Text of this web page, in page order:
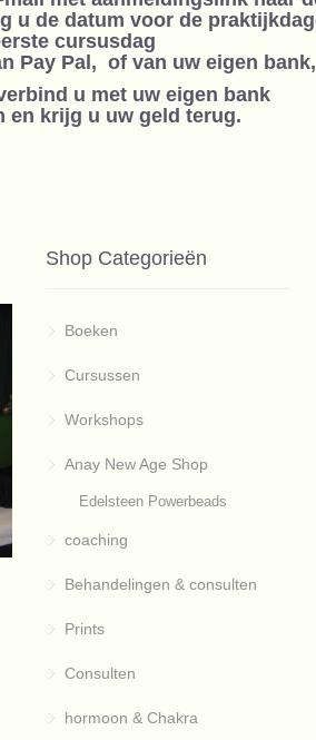
u de datum voor de
cursusdag
Pay Pal, of van uw eigen bank,
u met uw eigen bank
krijg u uw geld terug.
Shop Categorieën
Boeken
Cursussen
Workshops
Anay New Age Shop
Edelsteen Powerbeads
coaching
Behandelingen & consulten
Prints
Consulten
hormoon & Chakra